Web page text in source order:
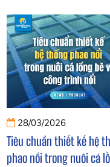
Mô-đun HDPE nguyên
100%, tuổi thọ trên 10
phù hợp lồng bè nuôi
ngọc trai và cầu phao nổi
lịch (Bãi Trường, Bãi
Hòn Thơm)
28/03/2026
Tiêu chuẩn thiết kế hệ
phao nổi trong nuôi cá